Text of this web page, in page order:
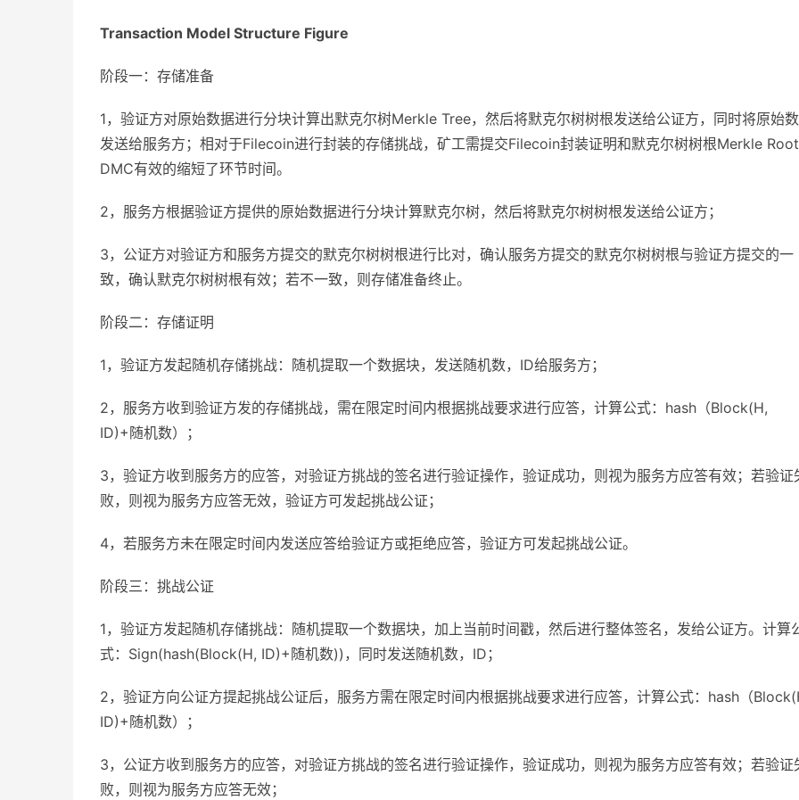
Transaction Model Structure Figure
阶段一：存储准备
1，验证方对原始数据进行分块计算出默克尔树Merkle Tree，然后将默克尔树树根发送给公证方，同时将原始
发送给服务方；相对于Filecoin进行封装的存储挑战，矿工需提交Filecoin封装证明和默克尔树树根Merkle Root
DMC有效的缩短了环节时间。
2，服务方根据验证方提供的原始数据进行分块计算默克尔树，然后将默克尔树树根发送给公证方；
3，公证方对验证方和服务方提交的默克尔树树根进行比对，确认服务方提交的默克尔树树根与验证方提交的一
致，确认默克尔树树根有效；若不一致，则存储准备终止。
阶段二：存储证明
1，验证方发起随机存储挑战：随机提取一个数据块，发送随机数，ID给服务方；
2，服务方收到验证方发的存储挑战，需在限定时间内根据挑战要求进行应答，计算公式：hash（Block(H,
ID)+随机数）；
3，验证方收到服务方的应答，对验证方挑战的签名进行验证操作，验证成功，则视为服务方应答有效；若验证
败，则视为服务方应答无效，验证方可发起挑战公证；
4，若服务方未在限定时间内发送应答给验证方或拒绝应答，验证方可发起挑战公证。
阶段三：挑战公证
1，验证方发起随机存储挑战：随机提取一个数据块，加上当前时间戳，然后进行整体签名，发给公证方。计算
式：Sign(hash(Block(H, ID)+随机数))，同时发送随机数，ID；
2，验证方向公证方提起挑战公证后，服务方需在限定时间内根据挑战要求进行应答，计算公式：hash（
ID)+随机数）；
3，公证方收到服务方的应答，对验证方挑战的签名进行验证操作，验证成功，则视为服务方应答有效；若验证
败，则视为服务方应答无效；